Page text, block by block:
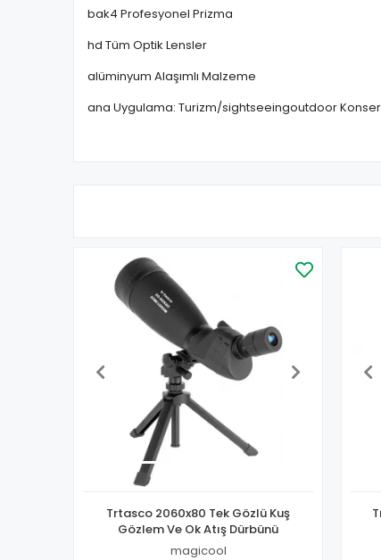
bak4 Profesyonel Prizma
hd Tüm Optik Lensler
alüminyum Alaşımlı Malzeme
ana Uygulama: Turizm/sightseeingoutdoor
Trtasco 2060x80 Tek Gözlü Kuş
Gözlem Ve Ok Atış Dürbünü
magicool